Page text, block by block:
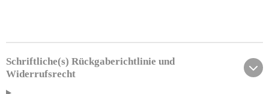
n
n
n
n
Schriftliche(s) Rückgaberichtlinie und
Widerrufsrecht